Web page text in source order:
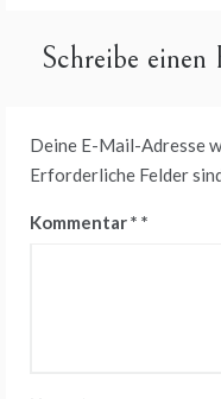
Schreibe
Deine E-Mail-Adresse
Erforderliche Felder
Kommentar*